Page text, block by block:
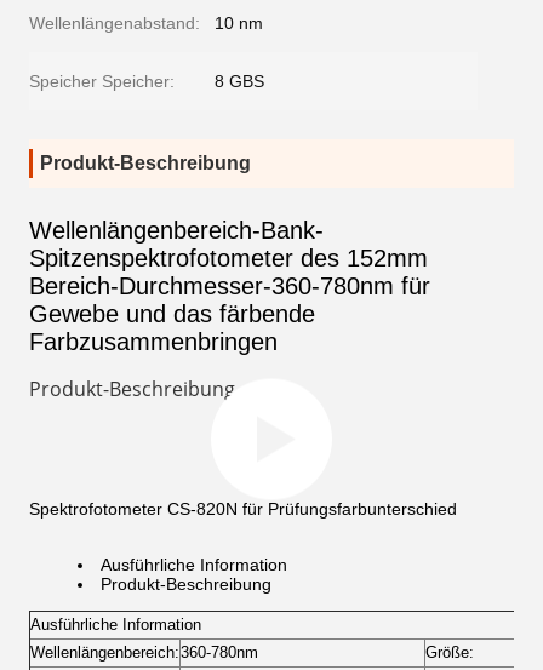
Wellenlängenabstand: 10 nm
Speicher Speicher: 8 GBS
Produkt-Beschreibung
Wellenlängenbereich-Bank-
Spitzenspektrofotometer des 152mm
Bereich-Durchmesser-360-780nm für
Gewebe und das färbende
Farbzusammenbringen
Produkt-Beschreibung
Spektrofotometer CS-820N für Prüfungsfarbunterschied
Ausführliche Information
Produkt-Beschreibung
Ausführliche Information
Wellenlängenbereich:360-780nm Größe: